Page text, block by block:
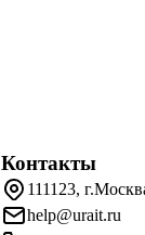
Контакты
111123,
help@urait.ru